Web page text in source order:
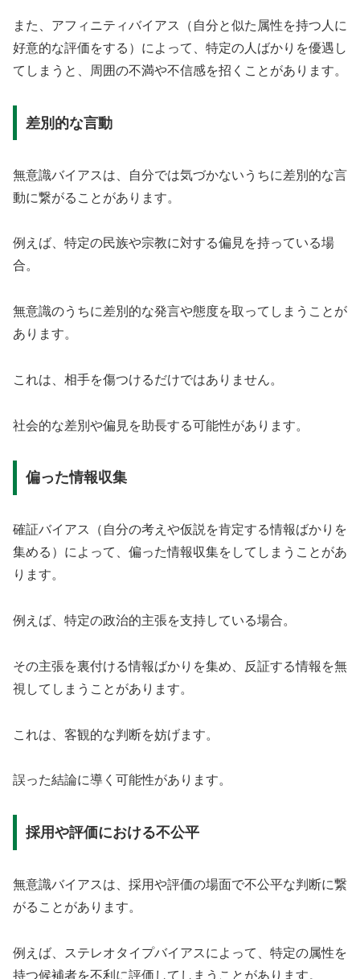
また、アフィニティバイアス（自分と似た属性を持つ人に
好意的な評価をする）によって、特定の人ばかりを優遇し
てしまうと、周囲の不満や不信感を招くことがあります。
差別的な言動
無意識バイアスは、自分では気づかないうちに差別的な言
動に繋がることがあります。
例えば、特定の民族や宗教に対する偏見を持っている場
合。
無意識のうちに差別的な発言や態度を取ってしまうことが
あります。
これは、相手を傷つけるだけではありません。
社会的な差別や偏見を助長する可能性があります。
偏った情報収集
確証バイアス（自分の考えや仮説を肯定する情報ばかりを
集める）によって、偏った情報収集をしてしまうことがあ
ります。
例えば、特定の政治的主張を支持している場合。
その主張を裏付ける情報ばかりを集め、反証する情報を無
視してしまうことがあります。
これは、客観的な判断を妨げます。
誤った結論に導く可能性があります。
採用や評価における不公平
無意識バイアスは、採用や評価の場面で不公平な判断に繋
がることがあります。
例えば、ステレオタイプバイアスによって、特定の属性を
持つ候補者を不利に評価してしまうことがあります。